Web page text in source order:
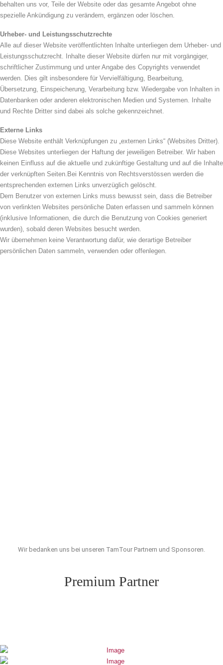
behalten uns vor, Teile der Website oder das gesamte Angebot ohne
spezielle Ankündigung zu verändern, ergänzen oder löschen.
Urheber- und Leistungsschutzrechte
Alle auf dieser Website veröffentlichten Inhalte unterliegen dem Urheber- und
Leistungsschutzrecht. Inhalte dieser Website dürfen nur mit vorgängiger,
schriftlicher Zustimmung und unter Angabe des Copyrights verwendet
werden. Dies gilt insbesondere für Vervielfältigung, Bearbeitung,
Übersetzung, Einspeicherung, Verarbeitung bzw. Wiedergabe von Inhalten in
Datenbanken oder anderen elektronischen Medien und Systemen. Inhalte
und Rechte Dritter sind dabei als solche gekennzeichnet.
Externe Links
Diese Website enthält Verknüpfungen zu „externen Links“ (Websites Dritter).
Diese Websites unterliegen der Haftung der jeweiligen Betreiber. Wir haben
keinen Einfluss auf die aktuelle und zukünftige Gestaltung und auf die Inhalte
der verknüpften Seiten.Bei Kenntnis von Rechtsverstössen werden die
entsprechenden externen Links unverzüglich gelöscht.
Dem Benutzer von externen Links muss bewusst sein, dass die Betreiber
von verlinkten Websites persönliche Daten erfassen und sammeln können
(inklusive Informationen, die durch die Benutzung von Cookies generiert
wurden), sobald deren Websites besucht werden.
Wir übernehmen keine Verantwortung dafür, wie derartige Betreiber
persönlichen Daten sammeln, verwenden oder offenlegen.
Wir bedanken uns bei unseren TamTour Partnern und Sponsoren.
Premium Partner